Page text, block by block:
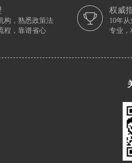
构，熟悉政策法
程，靠谱省心
权威
10年
专业，